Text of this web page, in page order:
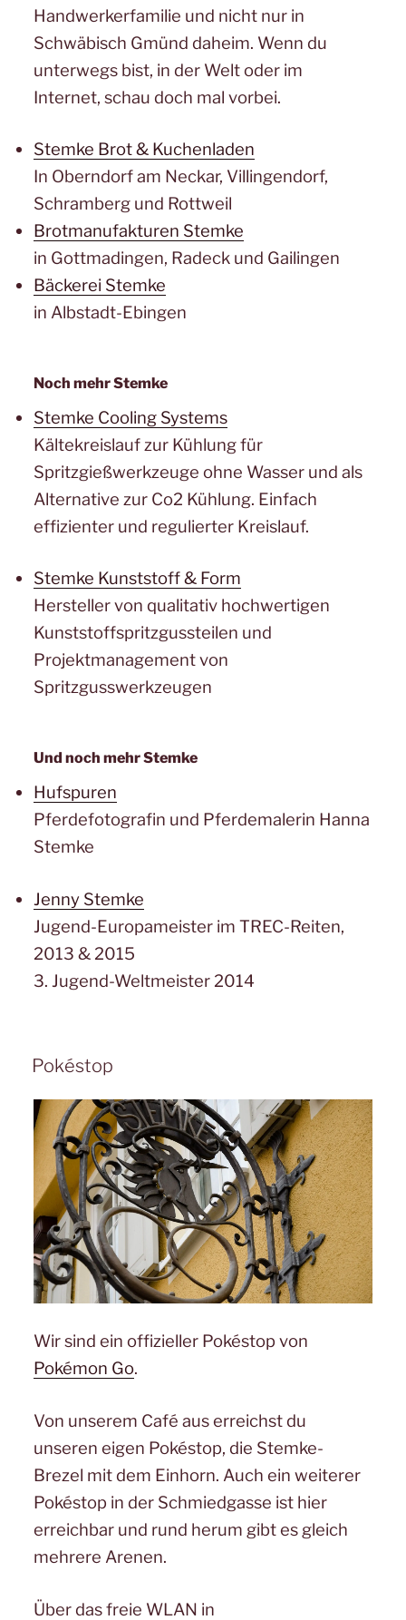
Handwerkerfamilie und nicht nur in
Schwäbisch Gmünd daheim. Wenn du
unterwegs bist, in der Welt oder im
Internet, schau doch mal vorbei.
Stemke Brot & Kuchenladen
In Oberndorf am Neckar, Villingendorf,
Schramberg und Rottweil
Brotmanufakturen Stemke
in Gottmadingen, Radeck und Gailingen
Bäckerei Stemke
in Albstadt-Ebingen
Noch mehr Stemke
Stemke Cooling Systems
Kältekreislauf zur Kühlung für
Spritzgießwerkzeuge ohne Wasser und als
Alternative zur Co2 Kühlung. Einfach
effizienter und regulierter Kreislauf.
Stemke Kunststoff & Form
Hersteller von qualitativ hochwertigen
Kunststoffspritzgussteilen und
Projektmanagement von
Spritzgusswerkzeugen
Und noch mehr Stemke
Hufspuren
Pferdefotografin und Pferdemalerin Hanna
Stemke
Jenny Stemke
Jugend-Europameister im TREC-Reiten,
2013 & 2015
3. Jugend-Weltmeister 2014
Pokéstop
Wir sind ein offizieller Pokéstop von
Pokémon Go.
Von unserem Café aus erreichst du
unseren eigen Pokéstop, die Stemke-
Brezel mit dem Einhorn. Auch ein weiterer
Pokéstop in der Schmiedgasse ist hier
erreichbar und rund herum gibt es gleich
mehrere Arenen.
Über das freie WLAN in